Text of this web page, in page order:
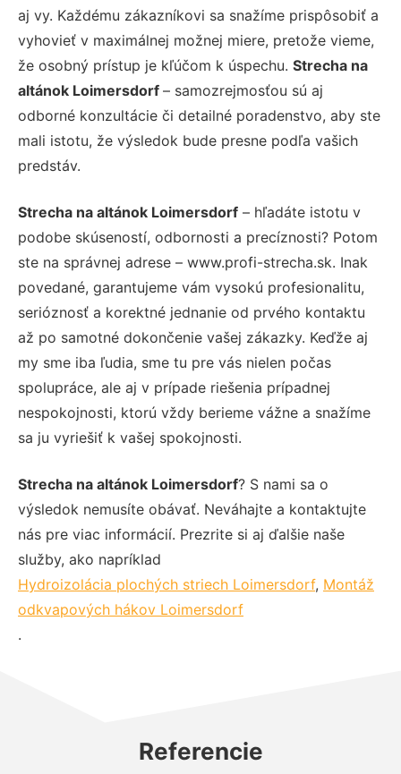
aj vy. Každému zákazníkovi sa snažíme prispôsobiť a
vyhovieť v maximálnej možnej miere, pretože vieme,
že osobný prístup je kľúčom k úspechu. Strecha na
altánok Loimersdorf – samozrejmosťou sú aj
odborné konzultácie či detailné poradenstvo, aby ste
mali istotu, že výsledok bude presne podľa vašich
predstáv.
Strecha na altánok Loimersdorf – hľadáte istotu v
podobe skúseností, odbornosti a precíznosti? Potom
ste na správnej adrese – www.profi-strecha.sk. Inak
povedané, garantujeme vám vysokú profesionalitu,
serióznosť a korektné jednanie od prvého kontaktu
až po samotné dokončenie vašej zákazky. Keďže aj
my sme iba ľudia, sme tu pre vás nielen počas
spolupráce, ale aj v prípade riešenia prípadnej
nespokojnosti, ktorú vždy berieme vážne a snažíme
sa ju vyriešiť k vašej spokojnosti.
Strecha na altánok Loimersdorf? S nami sa o
výsledok nemusíte obávať. Neváhajte a kontaktujte
nás pre viac informácií. Prezrite si aj ďalšie naše
služby, ako napríklad
Hydroizolácia plochých striech Loimersdorf, Montáž
odkvapových hákov Loimersdorf
.
Referencie